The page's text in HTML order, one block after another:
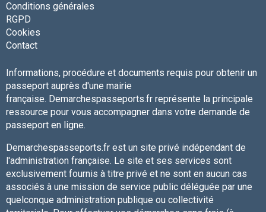
Conditions générales
RGPD
Cookies
Contact
Informations, procédure et documents requis pour obtenir un
passeport auprès d'une mairie
française. Demarchespasseports.fr représente la principale
ressource pour vous accompagner dans votre demande de
passeport en ligne.
Demarchespasseports.fr est un site privé indépendant de
l'administration française. Le site et ses services sont
exclusivement fournis à titre privé et ne sont en aucun cas
associés à une mission de service public déléguée par une
quelconque administration publique ou collectivité